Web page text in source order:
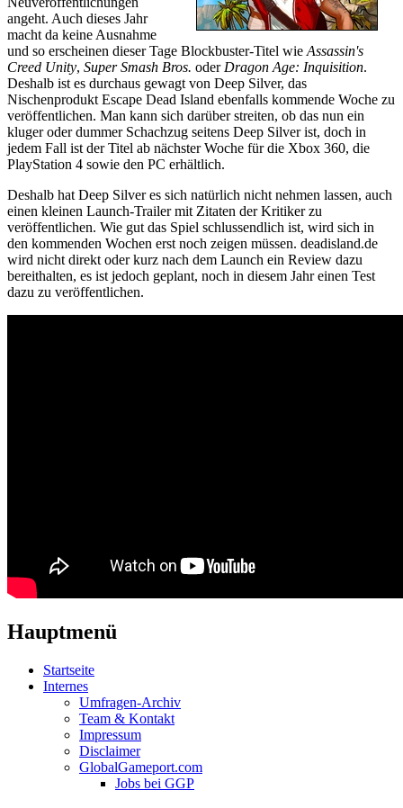
angeht. Auch dieses Jahr
macht da keine Ausnahme
und so erscheinen dieser Tage Blockbuster-Titel wie Assassin's
Creed Unity, Super Smash Bros. oder Dragon Age: Inquisition.
Deshalb ist es durchaus gewagt von Deep Silver, das
Nischenprodukt Escape Dead Island ebenfalls kommende Woche zu
veröffentlichen. Man kann sich darüber streiten, ob das nun ein
kluger oder dummer Schachzug seitens Deep Silver ist, doch in
jedem Fall ist der Titel ab nächster Woche für die Xbox 360, die
PlayStation 4 sowie den PC erhältlich.
Deshalb hat Deep Silver es sich natürlich nicht nehmen lassen, auch
einen kleinen Launch-Trailer mit Zitaten der Kritiker zu
veröffentlichen. Wie gut das Spiel schlussendlich ist, wird sich in
den kommenden Wochen erst noch zeigen müssen. deadisland.de
wird nicht direkt oder kurz nach dem Launch ein Review dazu
bereithalten, es ist jedoch geplant, noch in diesem Jahr einen Test
dazu zu veröffentlichen.
Hauptmenü
Startseite
Internes
Umfragen-Archiv
Team & Kontakt
Impressum
Disclaimer
GlobalGameport.com
Jobs bei GGP